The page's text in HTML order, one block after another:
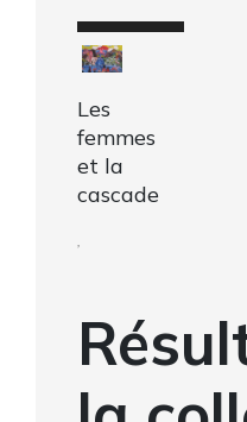
Les
femmes
et la
cascade
,